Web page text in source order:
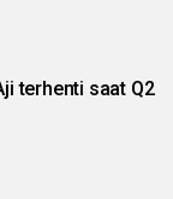
terhenti saat Q2